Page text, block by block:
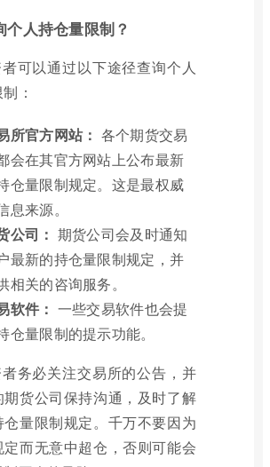
个人持仓量限制？
可以通过以下途径查询个人
：
所官方网站： 各个期货交易
会在其官方网站上公布最新
仓量限制规定。这是最权威
息来源。
公司： 期货公司会及时通知
最新的持仓量限制规定，并
相关的咨询服务。
软件： 一些交易软件也会提
仓量限制的提示功能。
务必关注交易所的公告，并
期货公司保持沟通，及时了解
量限制规定。千万不要因为
而无意中超仓，否则可能会